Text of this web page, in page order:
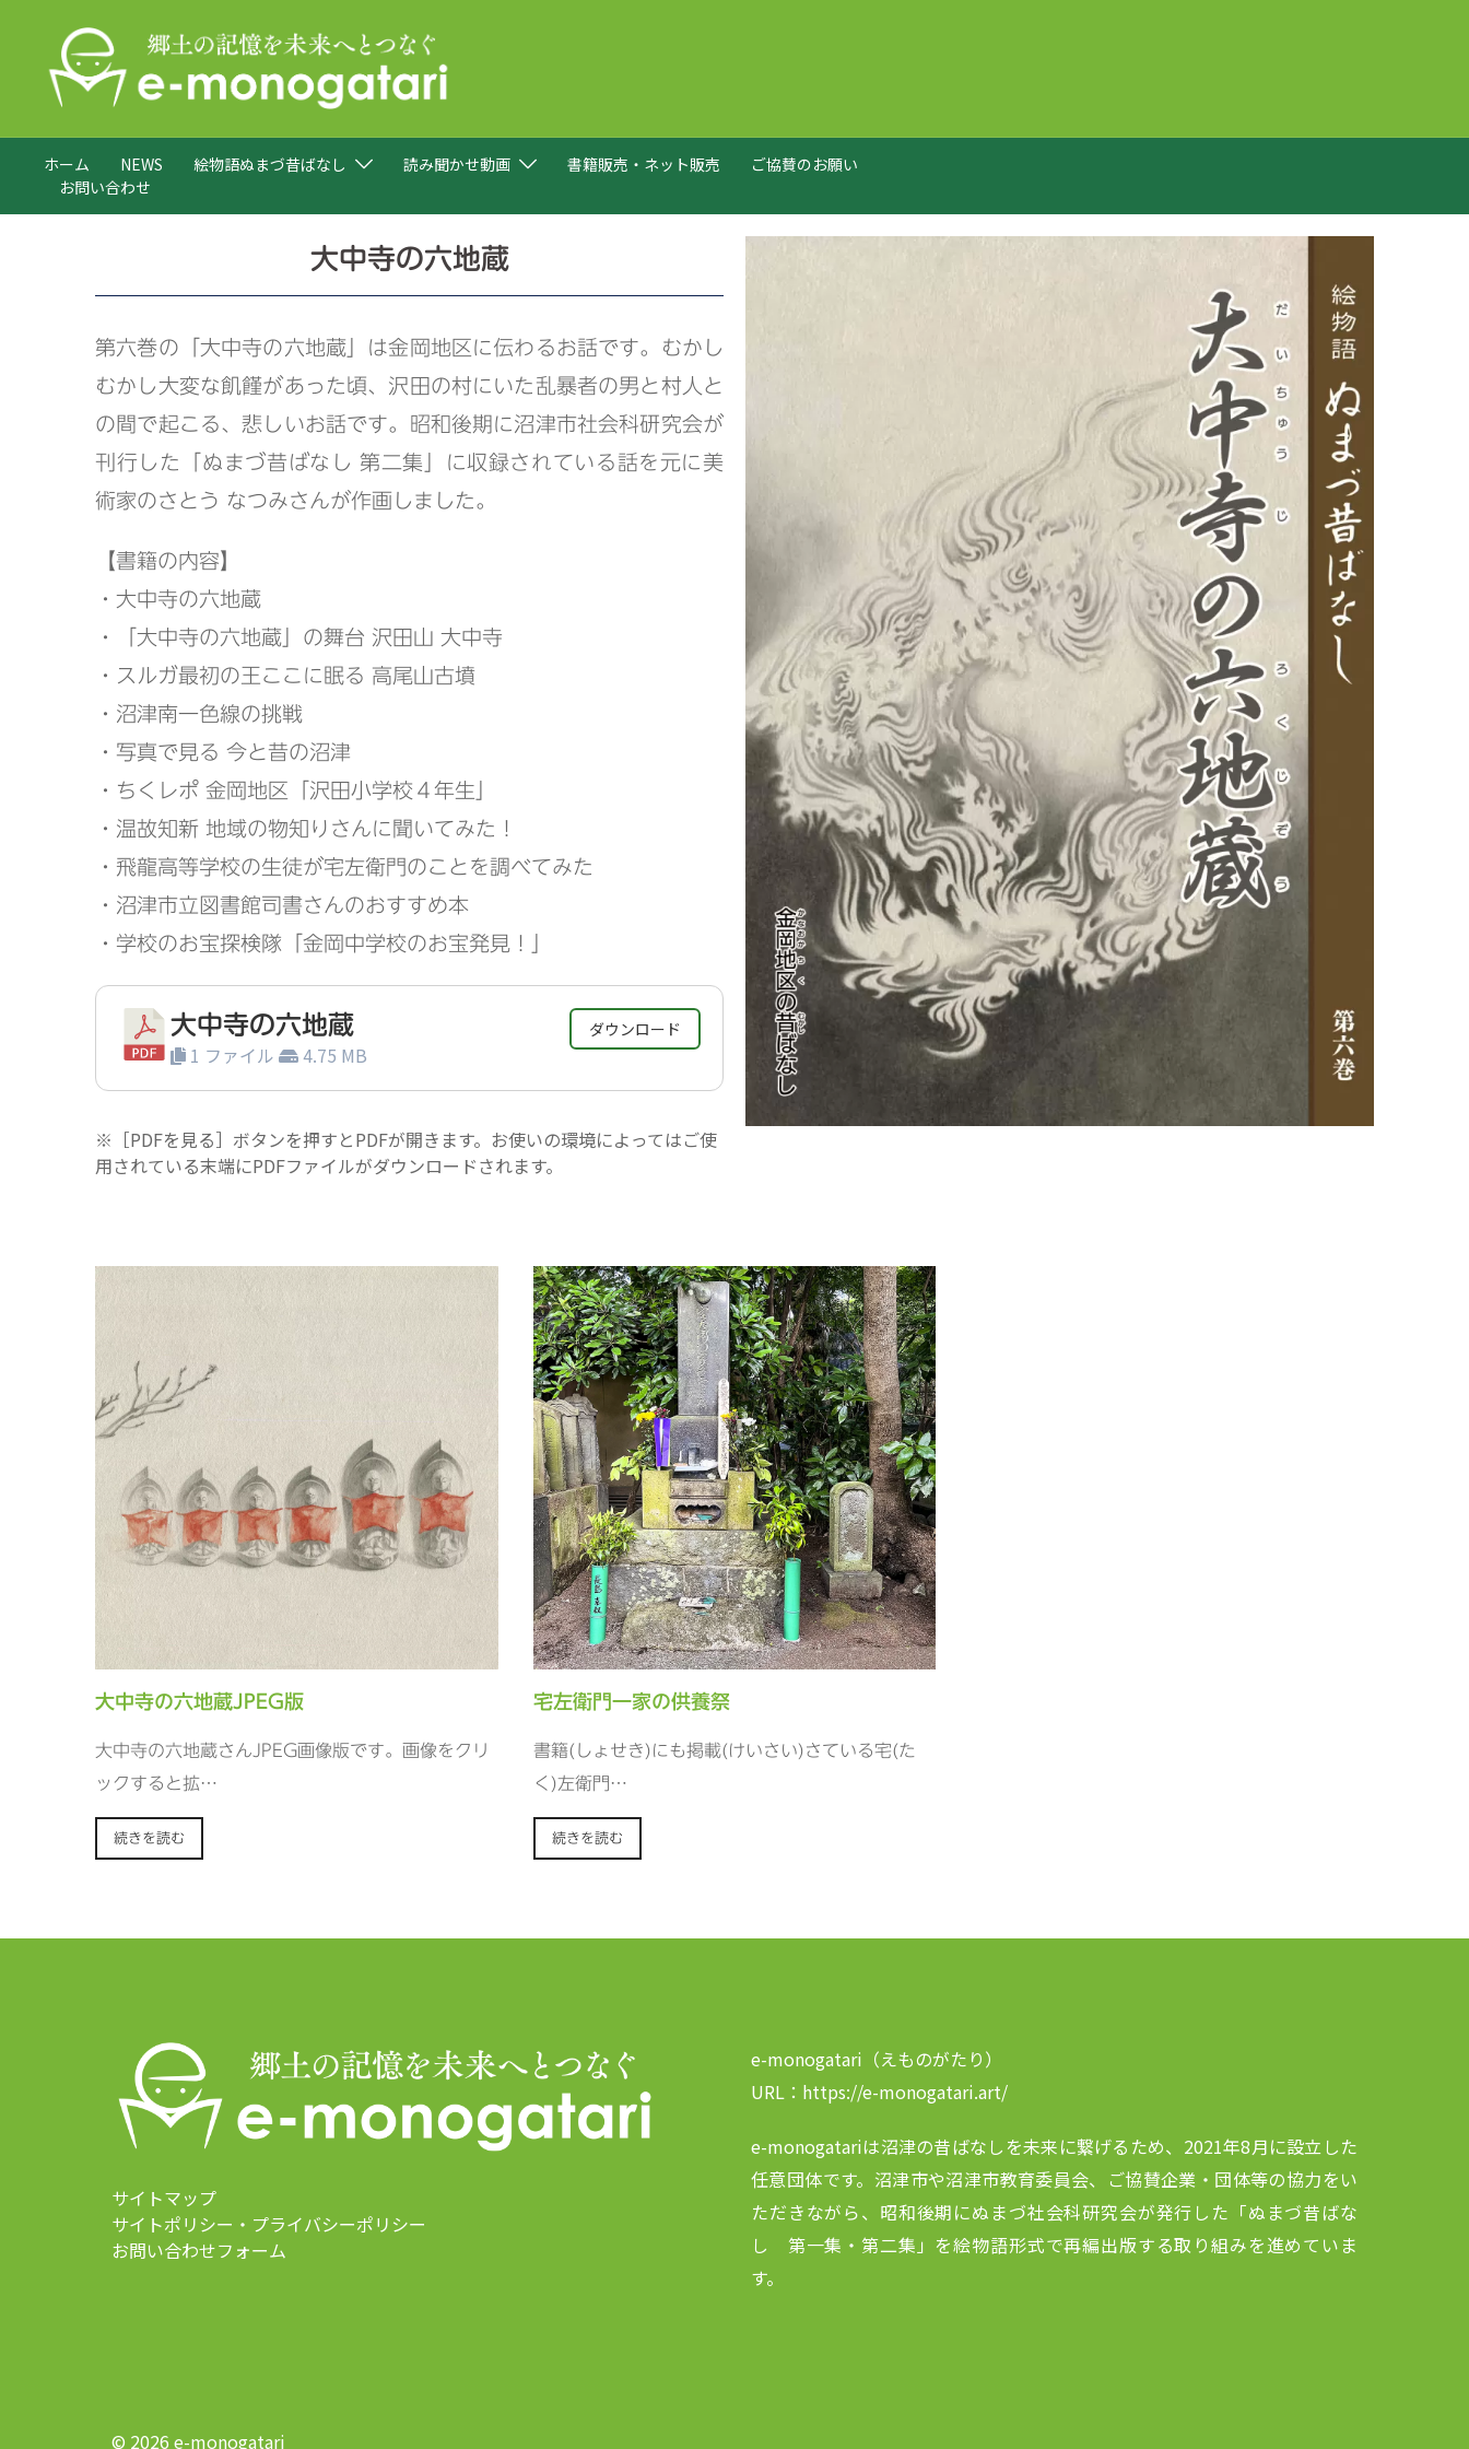
へ
ッ
ホーム NEWS 絵物語ぬまづ昔ばなし 読み聞かせ動画 書籍販売・ネット販売
ご協賛のお願い
お問い合わせ
大中寺の六地蔵
第六巻の「大中寺の六地蔵」は金岡地区に伝わるお話です。むかし
むかし大変な飢饉があった頃、沢田の村にいた乱暴者の男と村人と
の間で起こる、悲しいお話です。昭和後期に沼津市社会科研究会が
刊行した「ぬまづ昔ばなし 第二集」に収録されている話を元に美
術家のさとう なつみさんが作画しました。
【書籍の内容】
・大中寺の六地蔵
・「大中寺の六地蔵」の舞台 沢田山 大中寺
・スルガ最初の王ここに眠る 高尾山古墳
・沼津南一色線の挑戦
・写真で見る 今と昔の沼津
・ちくレポ 金岡地区「沢田小学校４年生」
・温故知新 地域の物知りさんに聞いてみた！
・飛龍高等学校の生徒が宅左衛門のことを調べてみた
・沼津市立図書館司書さんのおすすめ本
・学校のお宝探検隊「金岡中学校のお宝発見！」
大中寺の六地蔵
1 ファイル
4.75 MB
ダウンロード
※［PDFを見る］ボタンを押すとPDFが開きます。お使いの環境によってはご使
用されている末端にPDFファイルがダウンロードされます。
大中寺の六地蔵JPEG版
大中寺の六地蔵さんJPEG画像版です。画像をクリ
ックすると拡…
続きを読む
宅左衛門一家の供養祭
書籍(しょせき)にも掲載(けいさい)さている宅(た
く)左衛門…
続きを読む
サイトマップ
サイトポリシー・プライバシーポリシー
お問い合わせフォーム
e-monogatari（えものがたり）
URL：https://e-monogatari.art/
e-monogatariは沼津の昔ばなしを未来に繋げるため、2021年8月に設立した
任意団体です。沼津市や沼津市教育委員会、ご協賛企業・団体等の協力をい
ただきながら、昭和後期にぬまづ社会科研究会が発行した「ぬまづ昔ばな
し 第一集・第二集」を絵物語形式で再編出版する取り組みを進めていま
す。
© 2026 e-monogatari